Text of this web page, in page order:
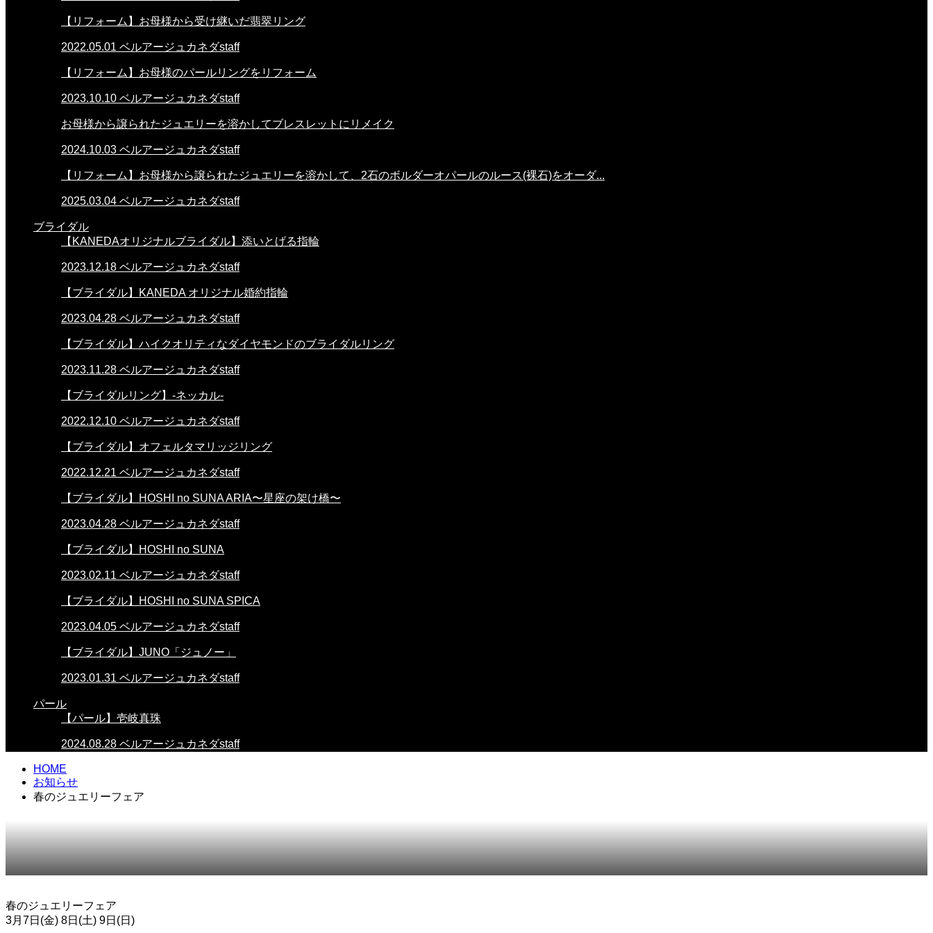
【リフォーム】お母様から受け継いだ翡翠リング
2022.05.01 ベルアージュカネダstaff
【リフォーム】お母様のパールリングをリフォーム
2023.10.10 ベルアージュカネダstaff
お母様から譲られたジュエリーを溶かしてブレスレットにリメイク
2024.10.03 ベルアージュカネダstaff
【リフォーム】お母様から譲られたジュエリーを溶かして、2石のボルダーオパールのルース(裸石)をオーダ...
2025.03.04 ベルアージュカネダstaff
ブライダル
【KANEDAオリジナルブライダル】添いとげる指輪
2023.12.18 ベルアージュカネダstaff
【ブライダル】KANEDA オリジナル婚約指輪
2023.04.28 ベルアージュカネダstaff
【ブライダル】ハイクオリティなダイヤモンドのブライダルリング
2023.11.28 ベルアージュカネダstaff
【ブライダルリング】-ネッカル-
2022.12.10 ベルアージュカネダstaff
【ブライダル】オフェルタマリッジリング
2022.12.21 ベルアージュカネダstaff
【ブライダル】HOSHI no SUNA ARIA〜星座の架け橋〜
2023.04.28 ベルアージュカネダstaff
【ブライダル】HOSHI no SUNA
2023.02.11 ベルアージュカネダstaff
【ブライダル】HOSHI no SUNA SPICA
2023.04.05 ベルアージュカネダstaff
【ブライダル】JUNO「ジュノー」
2023.01.31 ベルアージュカネダstaff
パール
【パール】壱岐真珠
2024.08.28 ベルアージュカネダstaff
HOME
お知らせ
春のジュエリーフェア
春のジュエリーフェア
3月7日(金) 8日(土) 9日(日)